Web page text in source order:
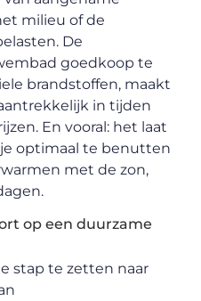
milieu of de
De
goedkoop te
brandstoffen, maakt
in tijden
En vooral: het laat
optimaal te benutten
met de zon,
op een duurzame
stap te zetten naar